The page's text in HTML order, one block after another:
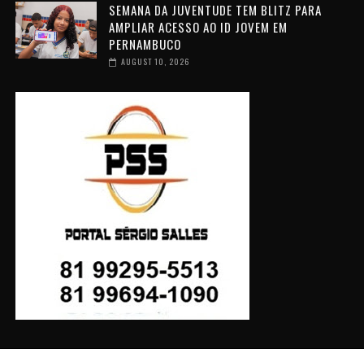
SEMANA DA JUVENTUDE TEM BLITZ PARA
AMPLIAR ACESSO AO ID JOVEM EM
PERNAMBUCO
AUGUST 10, 2026